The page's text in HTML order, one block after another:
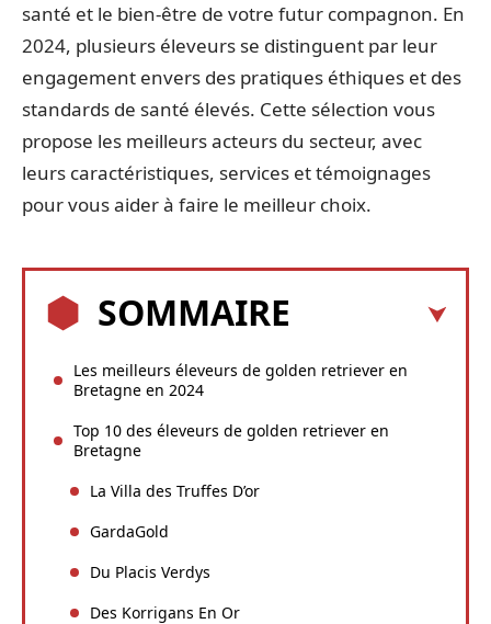
santé et le bien-être de votre futur compagnon. En
2024, plusieurs éleveurs se distinguent par leur
engagement envers des pratiques éthiques et des
standards de santé élevés. Cette sélection vous
propose les meilleurs acteurs du secteur, avec
leurs caractéristiques, services et témoignages
pour vous aider à faire le meilleur choix.
SOMMAIRE
Les meilleurs éleveurs de golden retriever en
Bretagne en 2024
Top 10 des éleveurs de golden retriever en
Bretagne
La Villa des Truffes D’or
GardaGold
Du Placis Verdys
Des Korrigans En Or